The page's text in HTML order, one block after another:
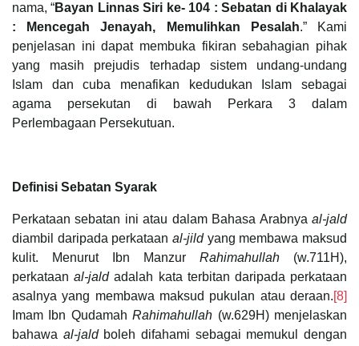
nama, “Bayan Linnas Siri ke- 104 : Sebatan di Khalayak
: Mencegah Jenayah, Memulihkan Pesalah.” Kami
penjelasan ini dapat membuka fikiran sebahagian pihak
yang masih prejudis terhadap sistem undang-undang
Islam dan cuba menafikan kedudukan Islam sebagai
agama persekutan di bawah Perkara 3 dalam
Perlembagaan Persekutuan.
Definisi Sebatan Syarak
Perkataan sebatan ini atau dalam Bahasa Arabnya al-jald
diambil daripada perkataan al-jild yang membawa maksud
kulit. Menurut Ibn Manzur Rahimahullah (w.711H),
perkataanal-jaldadalah kata terbitan daripada perkataan
asalnya yang membawa maksud pukulan atau deraan.[8]
Imam Ibn QudamahRahimahullah (w.629H) menjelaskan
bahawa al-jaldboleh difahami sebagai memukul dengan